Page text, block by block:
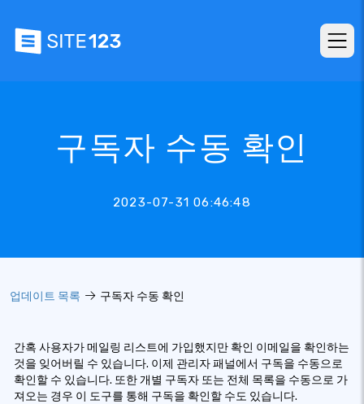
구독자 수동 확인
2023-07-31 06:46:48
업데이트 목록 구독자 수동 확인
간혹 사용자가 메일링 리스트에 가입했지만 확인 이메일을 확인하는
것을 잊어버릴 수 있습니다. 이제 관리자 패널에서 구독을 수동으로
확인할 수 있습니다. 또한 개별 구독자 또는 전체 목록을 수동으로 가
져오는 경우 이 도구를 통해 구독을 확인할 수도 있습니다.